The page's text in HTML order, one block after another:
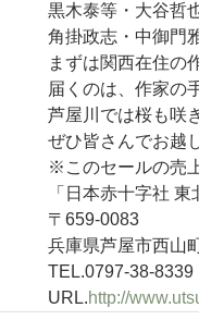
黒木泰等・大谷哲
角掛政志・中御門
まずは関西在住の
届くのは、作家の
芦屋川では桜も咲
ぜひ皆さんでお越
※このセールの売
「日本赤十字社
〒659-0083
兵庫県芦屋市西山
TEL.0797-38-8339
URL.http://